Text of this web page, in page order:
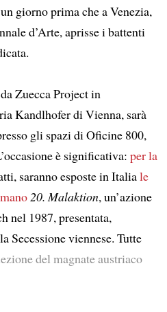
giorno prima che a Venezia,
d’Arte, aprisse i battenti
Zuecca Project in
Kandlhofer di Vienna, sarà
gli spazi di Oficine 800,
è significativa: per la
saranno esposte in Italiale
20. Malaktion, un’azione
nel 1987, presentata,
Secessione viennese. Tutte
del magnate austriaco